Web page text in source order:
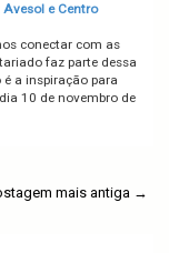
e Centro
conectar com as
faz parte dessa
a inspiração para
10 de novembro de
mais antiga →